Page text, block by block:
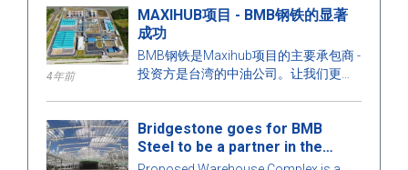
4年前
MAXIHUB项目 - BMB钢铁的显著
成功
BMB钢铁是Maxihub项目的主要承包商 -
投资方是台湾的中油公司。让我们更多
Bridgestone goes for BMB
Steel to be a partner in the
Warehouse Complex project